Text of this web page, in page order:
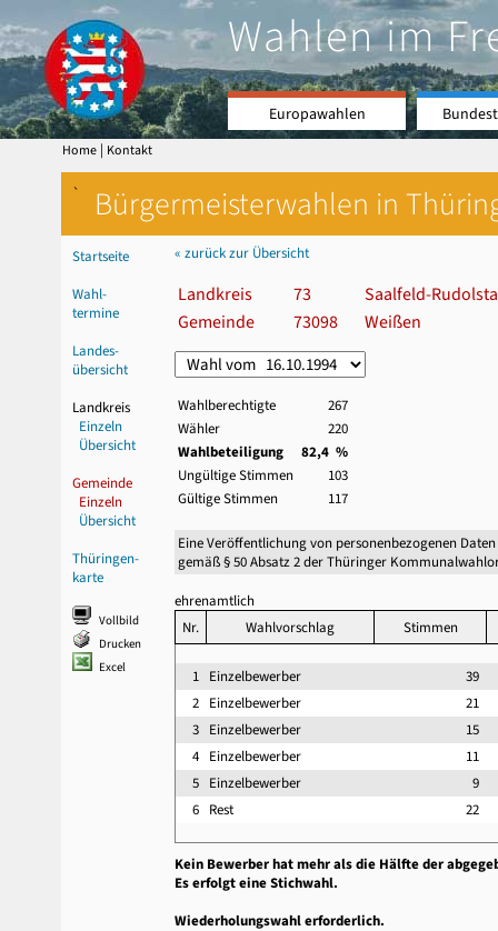
Wahlen im
Europawahlen
Home | Kontakt
` Bürgermeisterwahlen in
Startseite
Wahl-
termine
Landes-
übersicht
Landkreis
Einzeln
Übersicht
Gemeinde
Einzeln
Übersicht
Thüringen-
karte
Vollbild
Drucken
Excel
« zurück zur Übersicht
Landkreis 73
Saalfeld-
Gemeinde
73098 Weißen
Wahlberechtigte
267
Wähler
220
Wahlbeteiligung
82,4 %
Ungültige Stimmen
103
Gültige Stimmen
117
Eine Veröffentlichung von personenbezogenen
gemäß § 50 Absatz 2 der Thüringer
ehrenamtlich
Nr.
Wahlvorschlag Stimmen
1 Einzelbewerber
39
2 Einzelbewerber
21
3 Einzelbewerber
15
4 Einzelbewerber
11
5 Einzelbewerber
9
6 Rest 22
Kein Bewerber hat mehr als die Hälfte der
Es erfolgt eine Stichwahl.
Wiederholungswahl erforderlich.